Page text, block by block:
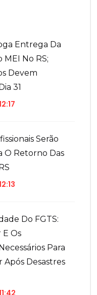
Entrega Da
MEI No RS;
Devem
31
Serão
O Retorno Das
Do FGTS:
E Os
Para
Após Desastres